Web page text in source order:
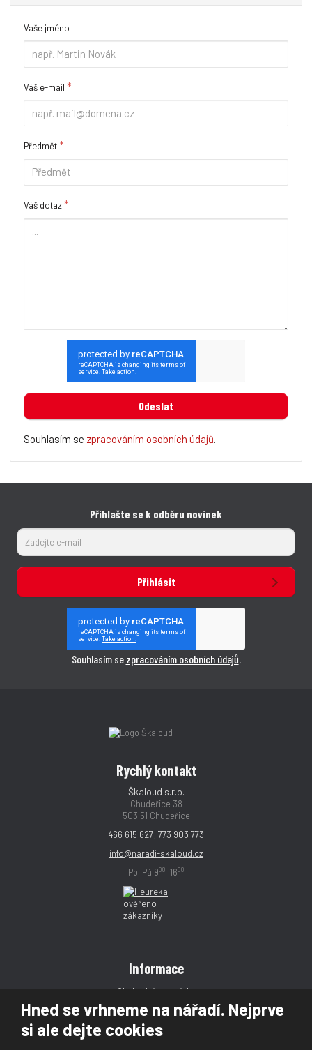
Hned se vrhneme na nářadí. Nejprve
si ale dejte cookies
Vaše jméno
Váš e-mail *
Předmět *
Váš dotaz *
Odeslat
Souhlasím se zpracováním osobních údajů.
Přihlašte se k odběru novinek
Přihlásit
Souhlasím se zpracováním osobních údajů.
Rychlý kontakt
Škaloud s.r.o.
Chudeřice 38
503 51 Chudeřice
466 615 627; 773 903 773
info@naradi-skaloud.cz
Po–Pá 900–1600
Informace
Obchodní podmínky
Reklamace
Magazín